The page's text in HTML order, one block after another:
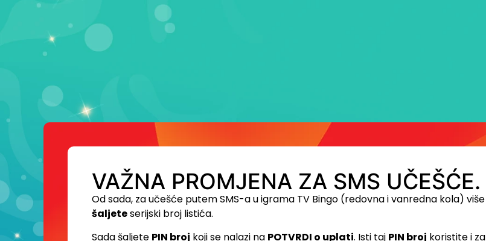
VAŽNA PROMJENA ZA SMS UČEŠĆE.
Od sada, za učešće putem SMS-a u igrama TV Bingo (redovna i vanredna kola) više
šaljeteserijski broj listića.
Sada šaljete PIN broj koji se nalazi na POTVRDI o uplati. Isti taj PIN broj koristite i za